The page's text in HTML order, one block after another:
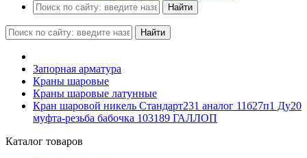
Найти
Найти
Запорная арматура
Краны шаровые
Краны шаровые латунные
Кран шаровой никель Стандарт231 аналог 11б27п1 Ду20
муфта-резьба бабочка 103189 ГАЛЛОП
Каталог товаров